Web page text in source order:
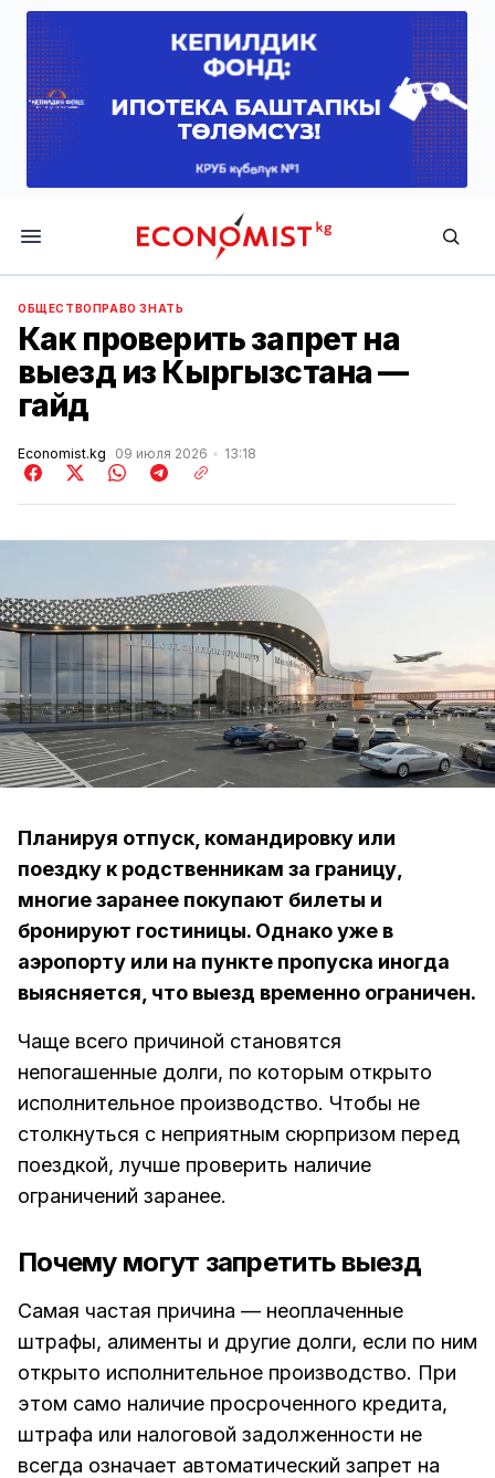
Economist.kg
ОБЩЕСТВОПРАВО ЗНАТЬ
Как проверить запрет на
выезд из Кыргызстана —
гайд
Economist.kg 09 июля 2026 13:18
Планируя отпуск, командировку или
поездку к родственникам за границу,
многие заранее покупают билеты и
бронируют гостиницы. Однако уже в
аэропорту или на пункте пропуска иногда
выясняется, что выезд временно ограничен.
Чаще всего причиной становятся
непогашенные долги, по которым открыто
исполнительное производство. Чтобы не
столкнуться с неприятным сюрпризом перед
поездкой, лучше проверить наличие
ограничений заранее.
Почему могут запретить выезд
Самая частая причина — неоплаченные
штрафы, алименты и другие долги, если по ним
открыто исполнительное производство. При
этом само наличие просроченного кредита,
штрафа или налоговой задолженности не
всегда означает автоматический запрет на